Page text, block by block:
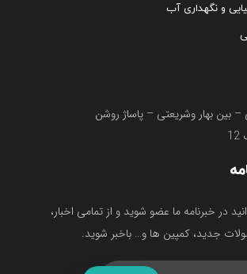
و نگهداری آب
– بین بهار وشریعتی – پاساژ روشن
در خبرنامه ما عضو شوید و از تمامی اخبار،
جدید، کمپین ها و… باخبر شوید.